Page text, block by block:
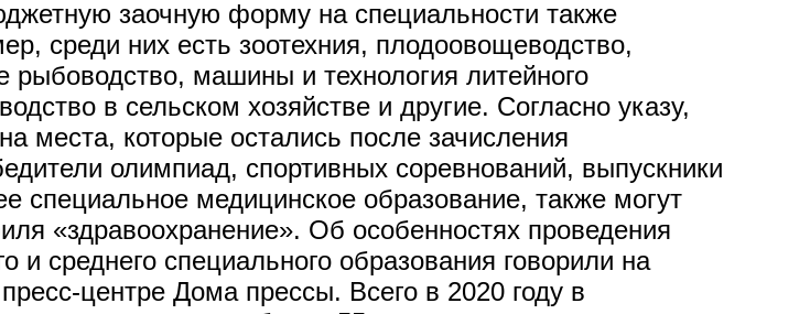
заочную форму на специальности также
среди них есть зоотехния, плодоовощеводство,
машины и технология литейного
в сельском хозяйстве и другие. Согласно указу,
места, которые остались после зачисления
олимпиад, спортивных соревнований, выпускники
медицинское образование, также могут
«здравоохранение». Об особенностях проведения
среднего специального образования говорили на
центре Дома прессы. Всего в 2020 году в